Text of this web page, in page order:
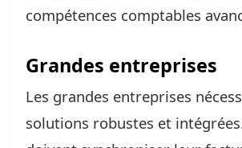
compétences comptables
Grandes entreprises
Les grandes entreprises
solutions robustes et